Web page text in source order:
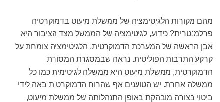
מהם מקורות הלגיטימציה של ממשלת מיעוט בדמוקרטיה
פרלמנטרית? כידוע, לגיטימציה של הממשל מצד הציבור היא
אבן הראשה של המערכת הדמוקרטית. הלגיטימציה צומחת על
קרקע התרבות הפוליטית. נראה שבמסגרת המסורת
הדמוקרטית, ממשלת מיעוט היא ממשלה לגיטימית כמו כל
ממשלה אחרת. יש הטוענים אף שהרוח הדמוקרטית באה לידי
ביטוי בצורה מובהקת באופן התנהלותה של ממשלת מיעוט,